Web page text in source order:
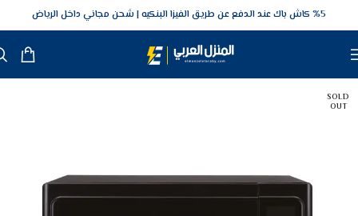
5‎% كاش باك عند الدفع عن طريق الفيزا البنكيه شحن مجاني داخل الرياض
SOLD
OUT